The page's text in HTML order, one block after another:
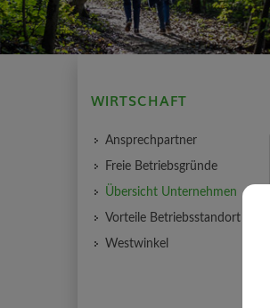
WIRTSCHAFT
Ansprechpartner
Freie Betriebsgründe
Übersicht Unternehmen
Vorteile Betriebsstandort
Westwinkel